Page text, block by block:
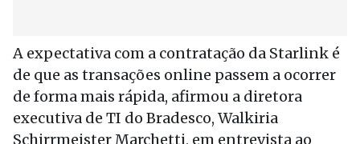
A expectativa com a contratação da Starlink é
de que as transações online passem a ocorrer
de forma mais rápida, afirmou a diretora
executiva de TI do Bradesco, Walkiria
Schirrmeister Marchetti, em entrevista ao